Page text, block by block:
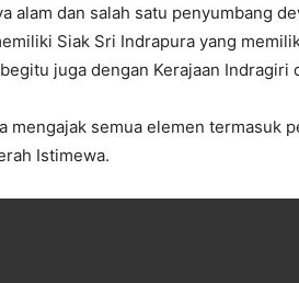
alam dan salah satu penyumbang
Siak Sri Indrapura yang
juga dengan Kerajaan Indragiri
mengajak semua elemen termasuk
Istimewa.